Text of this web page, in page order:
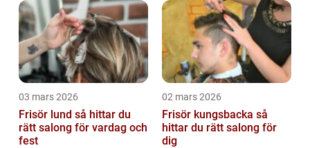
03 mars 2026
Frisör lund så hittar du
rätt salong för vardag och
fest
02 mars 2026
Frisör kungsbacka så
hittar du rätt salong för
dig